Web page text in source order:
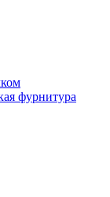
фурнитура